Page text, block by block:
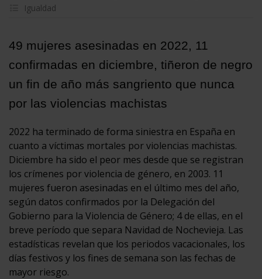
Igualdad
49 mujeres asesinadas en 2022, 11
confirmadas en diciembre, tiñeron de negro
un fin de año más sangriento que nunca
por las violencias machistas
2022 ha terminado de forma siniestra en España en
cuanto a víctimas mortales por violencias machistas.
Diciembre ha sido el peor mes desde que se registran
los crímenes por violencia de género, en 2003. 11
mujeres fueron asesinadas en el último mes del año,
según datos confirmados por la Delegación del
Gobierno para la Violencia de Género; 4 de ellas, en el
breve período que separa Navidad de Nochevieja. Las
estadísticas revelan que los periodos vacacionales, los
días festivos y los fines de semana son las fechas de
mayor riesgo.